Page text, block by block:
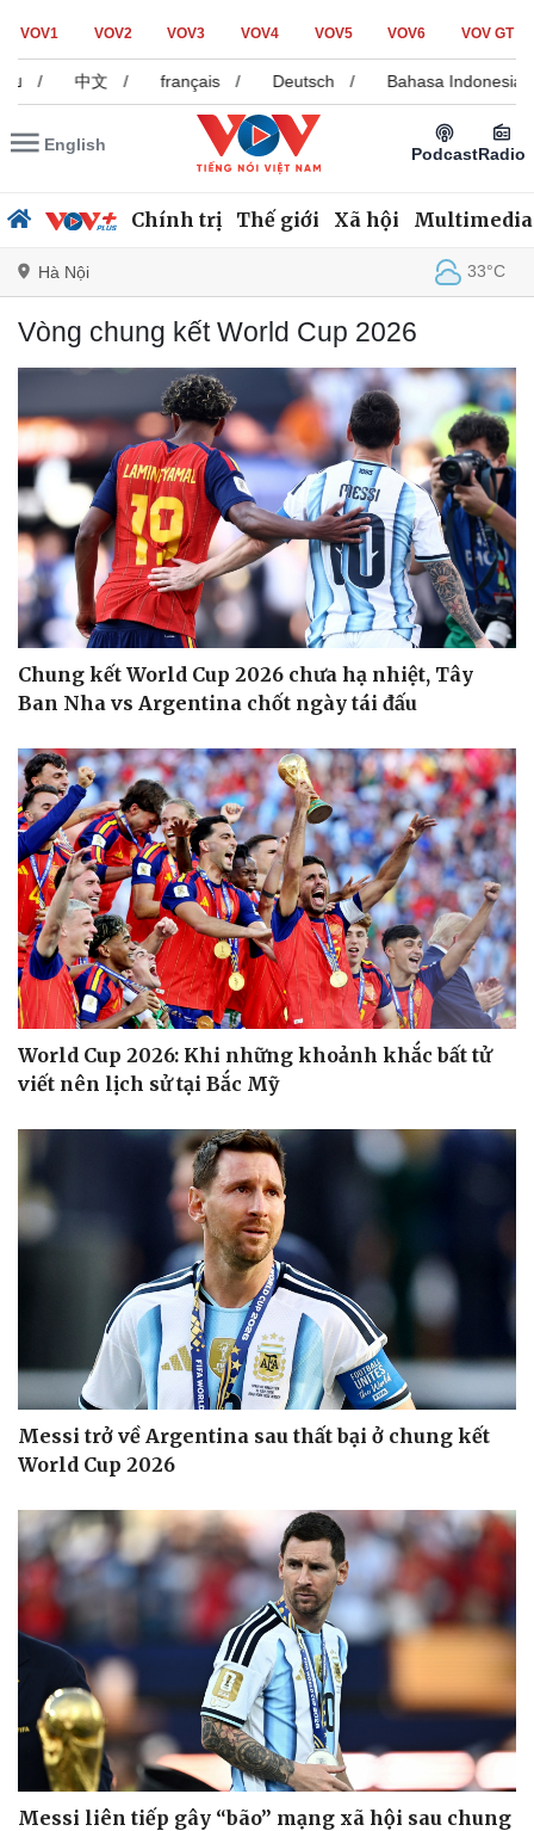
VOV1 VOV2 VOV3 VOV4 VOV5 VOV6 VOV GT
中文 / français / Deutsch / Bahasa Indonesia /
English PodcastRadio
Chính trị Thế giới Xã hội Multimedia
Hà Nội 33°C
Đảng
Tổ chức nhân sự
Quốc hội
Nhận diện sự thật
Xã hội
Tin 24h
Dự báo thời tiết
Giáo dục
Dấu ấn VOV
Việc làm
Biển đảo
Thế giới
Quan sát
Cuộc sống đó đây
Multimedia
Video
Ảnh
Infographic
Kinh tế
Khởi nghiệp
Tiêu dùng
Tỷ giá
Chứng khoán
Giá cà phê
Vòng chung kết World Cup 2026
Chung kết World Cup 2026 chưa hạ nhiệt, Tây
Ban Nha vs Argentina chốt ngày tái đấu
World Cup 2026: Khi những khoảnh khắc bất tử
viết nên lịch sử tại Bắc Mỹ
Messi trở về Argentina sau thất bại ở chung kết
World Cup 2026
Messi liên tiếp gây “bão” mạng xã hội sau chung